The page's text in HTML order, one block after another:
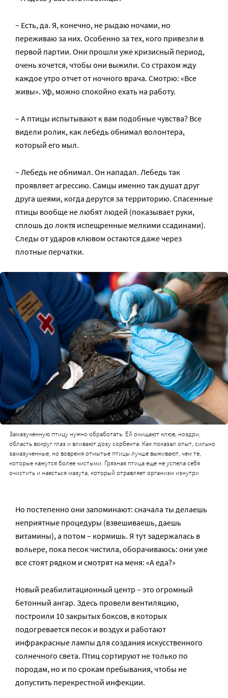
– Есть, да. Я, конечно, не рыдаю ночами, но
переживаю за них. Особенно за тех, кого привезли в
первой партии. Они прошли уже кризисный период,
очень хочется, чтобы они выжили. Со страхом жду
каждое утро отчет от ночного врача. Смотрю: «Все
живы». Уф, можно спокойно ехать на работу.
– А птицы испытывают к вам подобные чувства? Все
видели ролик, как лебедь обнимал волонтера,
который его мыл.
– Лебедь не обнимал. Он нападал. Лебедь так
проявляет агрессию. Самцы именно так душат друг
друга шеями, когда дерутся за территорию. Спасенные
птицы вообще не любят людей (показывает руки,
сплошь до локтя испещренные мелкими ссадинами).
Следы от ударов клювом остаются даже через
плотные перчатки.
Замазученную птицу нужно обработать. Ей очищают клюв, ноздри,
область вокруг глаз и вливают дозу сорбента. Как показал опыт, сильно
замазученные, но вовремя отмытые птицы лучше выживают, чем те,
которые кажутся более чистыми. Грязная птица еще не успела себя
очистить и наесться мазута, который отравляет организм изнутри
Но постепенно они запоминают: сначала ты делаешь
неприятные процедуры (взвешиваешь, даешь
витамины), а потом – кормишь. Я тут задержалась в
вольере, пока песок чистила, оборачиваюсь: они уже
все стоят рядком и смотрят на меня: «А еда?»
Новый реабилитационный центр – это огромный
бетонный ангар. Здесь провели вентиляцию,
построили 10 закрытых боксов, в которых
подогревается песок и воздух и работают
инфракрасные лампы для создания искусственного
солнечного света. Птиц сортируют не только по
породам, но и по срокам пребывания, чтобы не
допустить перекрестной инфекции.